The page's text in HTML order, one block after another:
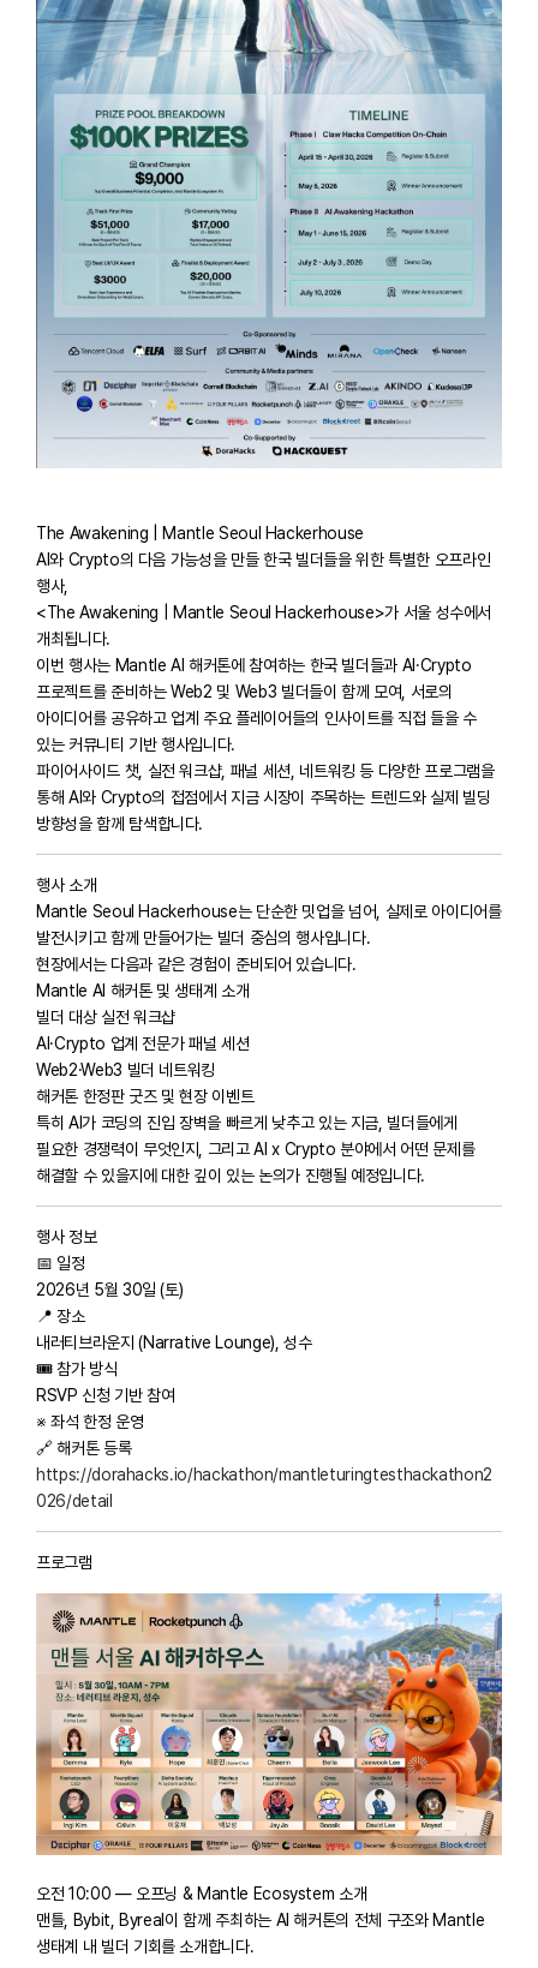
The Awakening | Mantle Seoul Hackerhouse
AI와 Crypto의 다음 가능성을 만들 한국 빌더들을 위한 특별한 오프라인
행사,
<The Awakening | Mantle Seoul Hackerhouse>가 서울 성수에서
개최됩니다.
이번 행사는 Mantle AI 해커톤에 참여하는 한국 빌더들과 AI·Crypto
프로젝트를 준비하는 Web2 및 Web3 빌더들이 함께 모여, 서로의
아이디어를 공유하고 업계 주요 플레이어들의 인사이트를 직접 들을 수
있는 커뮤니티 기반 행사입니다.
파이어사이드 챗, 실전 워크샵, 패널 세션, 네트워킹 등 다양한 프로그램을
통해 AI와 Crypto의 접점에서 지금 시장이 주목하는 트렌드와 실제 빌딩
방향성을 함께 탐색합니다.
행사 소개
Mantle Seoul Hackerhouse는 단순한 밋업을 넘어, 실제로 아이디어를
발전시키고 함께 만들어가는 빌더 중심의 행사입니다.
현장에서는 다음과 같은 경험이 준비되어 있습니다.
Mantle AI 해커톤 및 생태계 소개
빌더 대상 실전 워크샵
AI·Crypto 업계 전문가 패널 세션
Web2·Web3 빌더 네트워킹
해커톤 한정판 굿즈 및 현장 이벤트
특히 AI가 코딩의 진입 장벽을 빠르게 낮추고 있는 지금, 빌더들에게
필요한 경쟁력이 무엇인지, 그리고 AI x Crypto 분야에서 어떤 문제를
해결할 수 있을지에 대한 깊이 있는 논의가 진행될 예정입니다.
행사 정보
📅 일정
2026년 5월 30일 (토)
📍 장소
내러티브라운지 (Narrative Lounge), 성수
🎟 참가 방식
RSVP 신청 기반 참여
※ 좌석 한정 운영
🔗 해커톤 등록
https://dorahacks.io/hackathon/mantleturingtesthackathon2
026/detail
프로그램
오전 10:00 — 오프닝 & Mantle Ecosystem 소개
맨틀, Bybit, Byreal이 함께 주최하는 AI 해커톤의 전체 구조와 Mantle
생태계 내 빌더 기회를 소개합니다.